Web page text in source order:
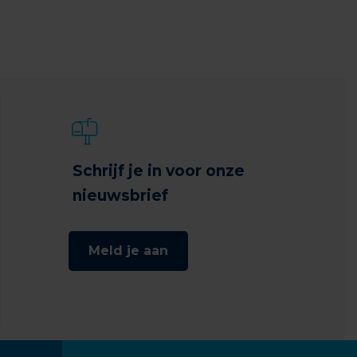
Schrijf je in voor onze
nieuwsbrief
Meld je aan